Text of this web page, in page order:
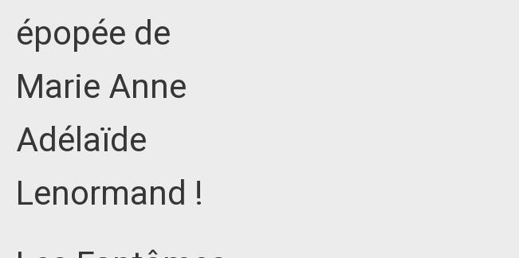
épopée de
Marie Anne
Adélaïde
Lenormand !